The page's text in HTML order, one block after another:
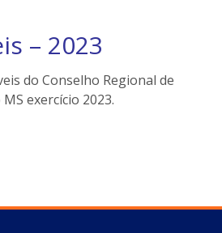
– 2023
do Conselho Regional de
exercício 2023.